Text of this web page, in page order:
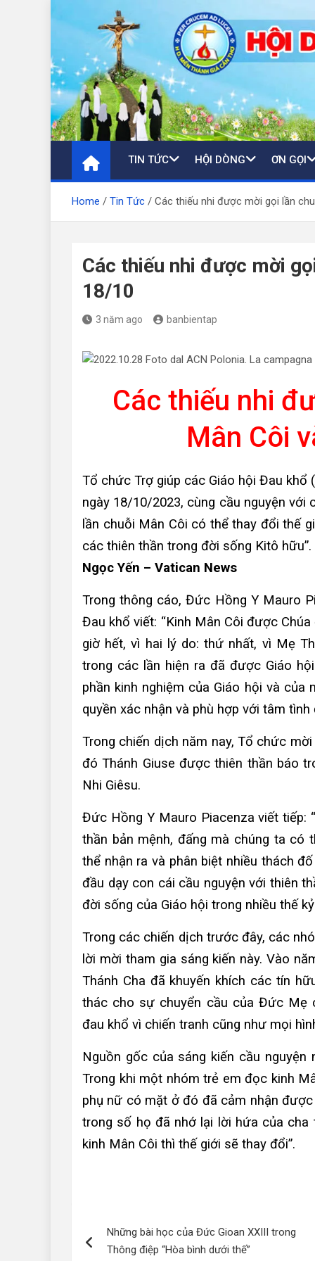
TIN TỨC HỘI DÒNG ƠN GỌI
Home Tin Tức Các thiếu nhi được mời gọi lần
Các thiếu nhi được mời
18/10
3 năm ago banbientap
Các thiếu nhi
Mân Côi
Tổ chức Trợ giúp các Giáo hội Đau khổ
ngày 18/10/2023, cùng cầu nguyện
lần chuỗi Mân Côi có thể thay đổi thế
các thiên thần trong đời sống Kitô hữu”.
Ngọc Yến – Vatican News
Trong thông cáo, Đức Hồng Y Mauro
Đau khổ viết: “Kinh Mân Côi được
giờ hết, vì hai lý do: thứ nhất, vì Mẹ
trong các lần hiện ra đã được Giáo
phần kinh nghiệm của Giáo hội và
quyền xác nhận và phù hợp với tâm
Trong chiến dịch năm nay, Tổ chức
đó Thánh Giuse được thiên thần báo
Nhi Giêsu.
Đức Hồng Y Mauro Piacenza viết tiếp:
thần bản mệnh, đấng mà chúng ta
thể nhận ra và phân biệt nhiều thách
đầu dạy con cái cầu nguyện với thiên
đời sống của Giáo hội trong nhiều thế
Trong các chiến dịch trước đây, các
lời mời tham gia sáng kiến này. Vào
Thánh Cha đã khuyến khích các tín
thác cho sự chuyển cầu của Đức Mẹ
đau khổ vì chiến tranh cũng như mọi
Nguồn gốc của sáng kiến cầu
Trong khi một nhóm trẻ em đọc kinh
phụ nữ có mặt ở đó đã cảm nhận
trong số họ đã nhớ lại lời hứa của cha
kinh Mân Côi thì thế giới sẽ thay đổi”.
hướng
Những bài học của Đức Gioan XXIII trong
Thông điệp “Hòa bình dưới thế”